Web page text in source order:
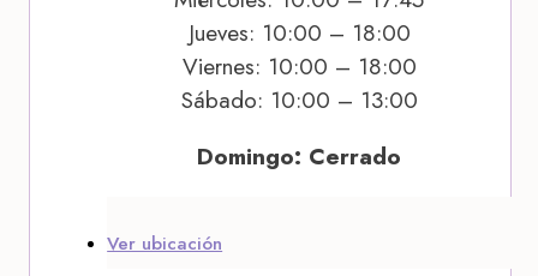
Jueves: 10:00 – 18:00
Viernes: 10:00 – 18:00
Sábado: 10:00 – 13:00
Domingo: Cerrado
Ver ubicación